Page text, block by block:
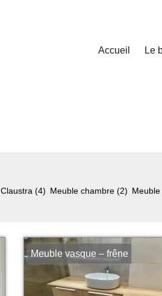
Accueil Le
Claustra (4) Meuble chambre (2)
Meuble vasque – frêne